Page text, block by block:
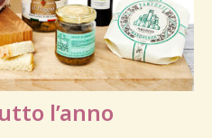
l’anno